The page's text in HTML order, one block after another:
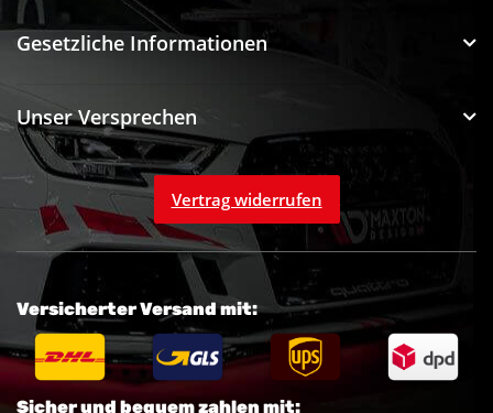
Gesetzliche Informationen
Unser Versprechen
Vertrag widerrufen
Sicher und bequem zahlen mit:
Versicherter Versand mit: